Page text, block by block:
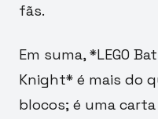
fãs.
Em suma, *LEGO
Knight* é mais do
blocos; é uma